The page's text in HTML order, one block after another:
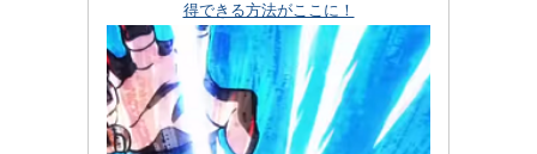
得できる方法がここに！